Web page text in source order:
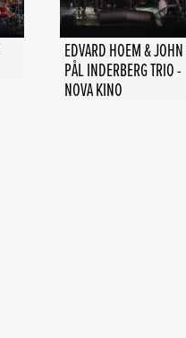
EDVARD HOEM & JOHN
PÅL INDERBERG TRIO -
NOVA KINO